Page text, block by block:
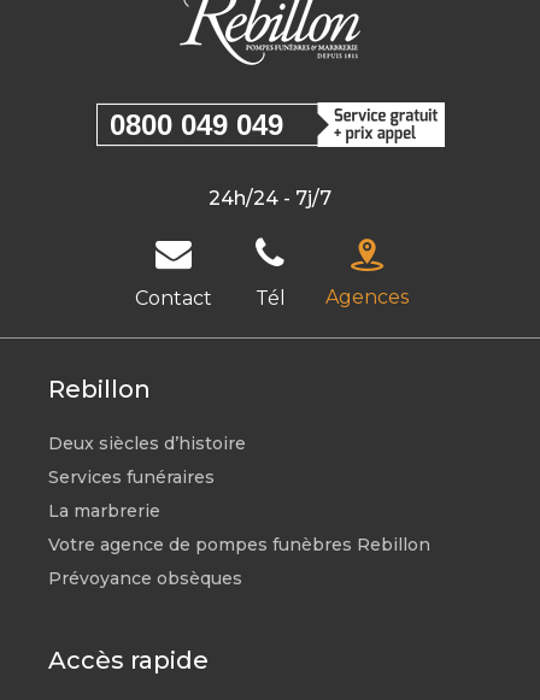
0800 049 049
24h/24 - 7j/7
Contact Tél Agences
Rebillon
Deux siècles d’histoire
Services funéraires
La marbrerie
Votre agence de pompes funèbres Rebillon
Prévoyance obsèques
Accès rapide